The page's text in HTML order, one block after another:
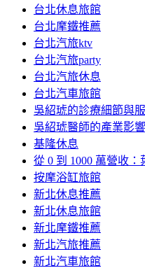
台北休息旅館
台北摩鐵推薦
台北汽旅ktv
台北汽旅party
台北汽旅休息
台北汽車旅館
吳紹琥的診療細節與
吳紹琥醫師的產業影
基隆休息
從 0 到 1000 萬營收
按摩浴缸旅館
新北休息推薦
新北休息旅館
新北摩鐵推薦
新北汽旅推薦
新北汽車旅館